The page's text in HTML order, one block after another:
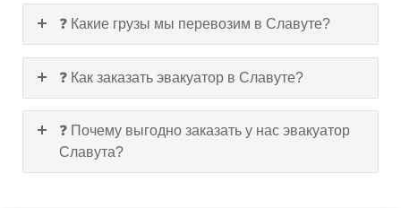
❓ Какие грузы мы перевозим в Славуте?
❓ Как заказать эвакуатор в Славуте?
❓ Почему выгодно заказать у нас эвакуатор
Славута?